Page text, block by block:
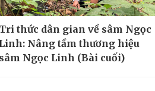
Tri thức dân gian về sâm Ngọc
Linh: Nâng tầm thương hiệu
sâm Ngọc Linh (Bài cuối)